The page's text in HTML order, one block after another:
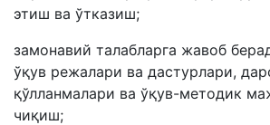
этиш ва ўтказиш;
замонавий талабларга жавоб
ўқув режалари ва дастурлари,
қўлланмалари ва ўқув-методик
чиқиш;